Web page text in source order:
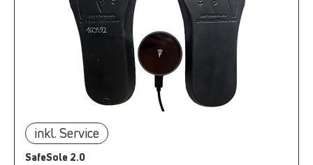
inkl. Service
SafeSole 2.0